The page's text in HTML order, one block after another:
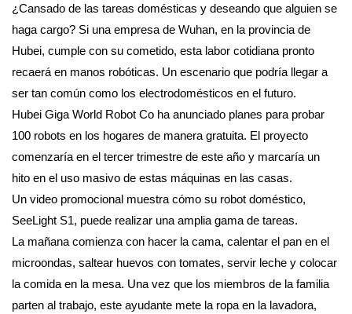
¿Cansado de las tareas domésticas y deseando que alguien se
haga cargo? Si una empresa de Wuhan, en la provincia de
Hubei, cumple con su cometido, esta labor cotidiana pronto
recaerá en manos robóticas. Un escenario que podría llegar a
ser tan común como los electrodomésticos en el futuro.
Hubei Giga World Robot Co ha anunciado planes para probar
100 robots en los hogares de manera gratuita. El proyecto
comenzaría en el tercer trimestre de este año y marcaría un
hito en el uso masivo de estas máquinas en las casas.
Un video promocional muestra cómo su robot doméstico,
SeeLight S1, puede realizar una amplia gama de tareas.
La mañana comienza con hacer la cama, calentar el pan en el
microondas, saltear huevos con tomates, servir leche y colocar
la comida en la mesa. Una vez que los miembros de la familia
parten al trabajo, este ayudante mete la ropa en la lavadora,